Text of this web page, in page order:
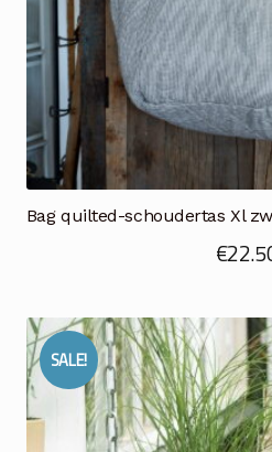
Bag quilted-schoudertas Xl
€
SALE!